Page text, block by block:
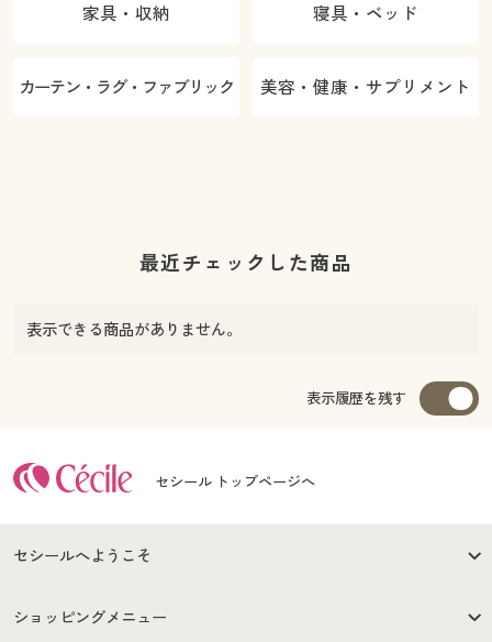
家具・収納 寝具・ベッド
カーテン・ラグ・ファブリック 美容・健康・サプリメント
最近チェックした商品
表示できる商品がありません。
表示履歴を残す
セシール トップページへ
セシールへようこそ
はじめての方へ
ショッピングメニュー